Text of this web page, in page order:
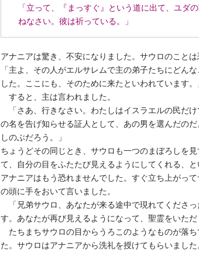
「立って、『まっすぐ』という道に出て、ユダ
ねなさい。彼は祈っている。」
アナニアは驚き、不安になりました。サウロのこと
「主よ、その人がエルサレムで主の弟子たちにどん
した。ここにも、そのために来たといわれています。
すると、主は言われました。
「さあ、行きなさい。わたしはイスラエルの民だ
の名を告げ知らせる証人として、あの男を選んだの
しのぶだろう。」
ちょうどその同じとき、サウロも一つのまぼろしを
て、自分の目をふたたび見えるようにしてくれる、と
アナニアはもう恐れませんでした。すぐ立ち上がっ
の頭に手をおいて言いました。
「兄弟サウロ、あなたが来る途中で現れてくださ
す。あなたが再び見えるようになって、聖霊をいただ
たちまちサウロの目からうろこのようなものが落
た。サウロはアナニアから洗礼を授けてもらいました